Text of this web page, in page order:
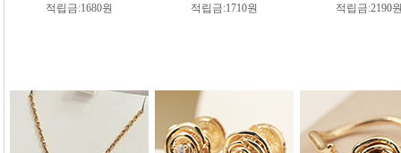
적립금:1680원
적립금:1710원
적립금:2190